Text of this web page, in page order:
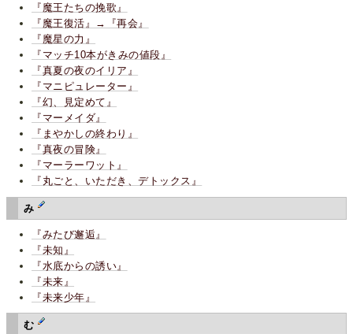
『魔王たちの挽歌』
『魔王復活』→『再会』
『魔星の力』
『マッチ10本がきみの値段』
『真夏の夜のイリア』
『マニピュレーター』
『幻、見定めて』
『マーメイダ』
『まやかしの終わり』
『真夜の冒険』
『マーラーワット』
『丸ごと、いただき、デトックス』
み
『みたび邂逅』
『未知』
『水底からの誘い』
『未来』
『未来少年』
む